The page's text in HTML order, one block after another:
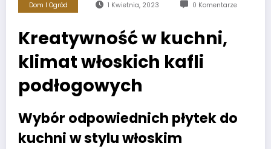
Dom I Ogród 1 Kwietnia, 2023 0 Komentarze
Kreatywność w kuchni,
klimat włoskich kafli
podłogowych
Wybór odpowiednich płytek do
kuchni w stylu włoskim